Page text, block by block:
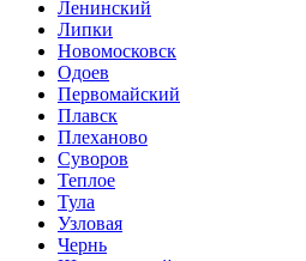
Ленинский
Липки
Новомосковск
Одоев
Первомайский
Плавск
Плеханово
Суворов
Теплое
Тула
Узловая
Чернь